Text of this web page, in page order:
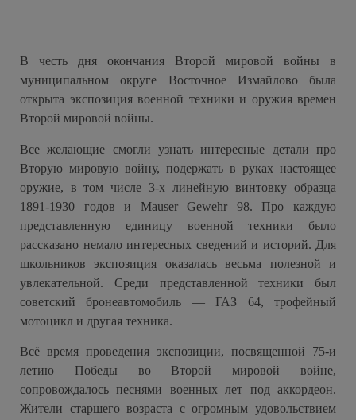
В честь дня окончания Второй мировой войны в
муниципальном округе Восточное Измайлово была
открыта экспозиция военной техники и оружия времен
Второй мировой войны.
Все желающие смогли узнать интересные детали про
Вторую мировую войну, подержать в руках настоящее
оружие, в том числе 3-х линейную винтовку образца
1891-1930 годов и Mauser Gewehr 98. Про каждую
представленную единицу военной техники было
рассказано немало интересных сведений и историй. Для
школьников экспозиция оказалась весьма полезной и
увлекательной. Среди представленной техники был
советский бронеавтомобиль — ГАЗ 64, трофейный
мотоцикл и другая техника.
Всё время проведения экспозиции, посвященной 75-и
летию Победы во Второй мировой войне,
сопровождалось песнями военных лет под аккордеон.
Жители старшего возраста с огромным удовольствием